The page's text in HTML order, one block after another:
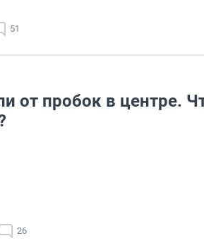
51
от пробок в центре.
26